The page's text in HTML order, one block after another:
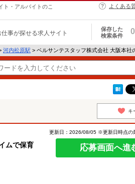
ト・アルバイトのこ
よくある
仕事が探せる求人サイト
保存した
検索条件
0
河内松原駅 > ベルサンテスタッフ株式会社 大阪本社
キ
ムで保育
更新日：2026/08/05 ※更新日時点の
応募画面へ進